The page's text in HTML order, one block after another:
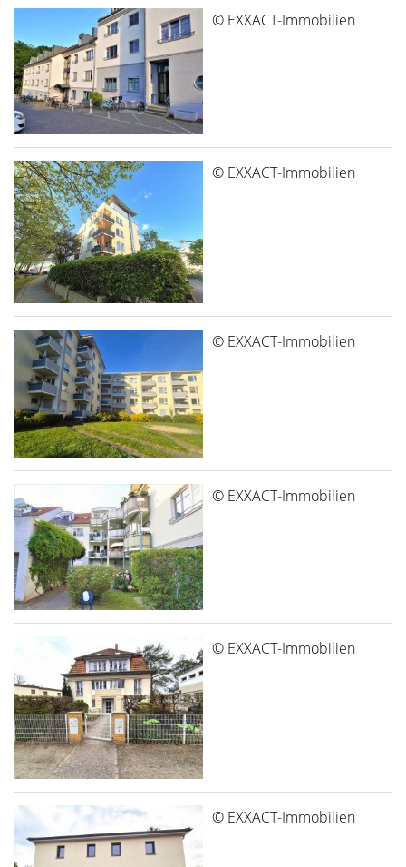
© EXXACT-Immobilien
© EXXACT-Immobilien
© EXXACT-Immobilien
© EXXACT-Immobilien
© EXXACT-Immobilien
© EXXACT-Immobilien